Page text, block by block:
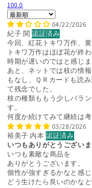
100.0
Sort by
04/22/2026
紀子 関
今回、紅花トキワ万作、
トキワ万作はほぼ花が終
時期が遅いのではと感じま
あと、ネットでは枝の情
もなし、ＱＲカードも読
て残念でした。
枝の種類ももう少しバラ
す。
何度か続けてみて継続は考
03/28/2026
裕美子 内本
いつもありがとうござい
いつも素敵な商品を
ありがとうございます。
個性が強すぎるかなと感
どう生けたら良いのかな